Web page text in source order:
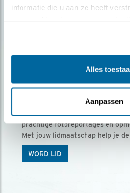
informatie die u aan ze heeft
Alles
Aanpassen
Ontvang 5 x Vogels voor
Vogels is het tijdschrift voor
prachtige fotoreportages en
Met jouw lidmaatschap help je
WORD LID